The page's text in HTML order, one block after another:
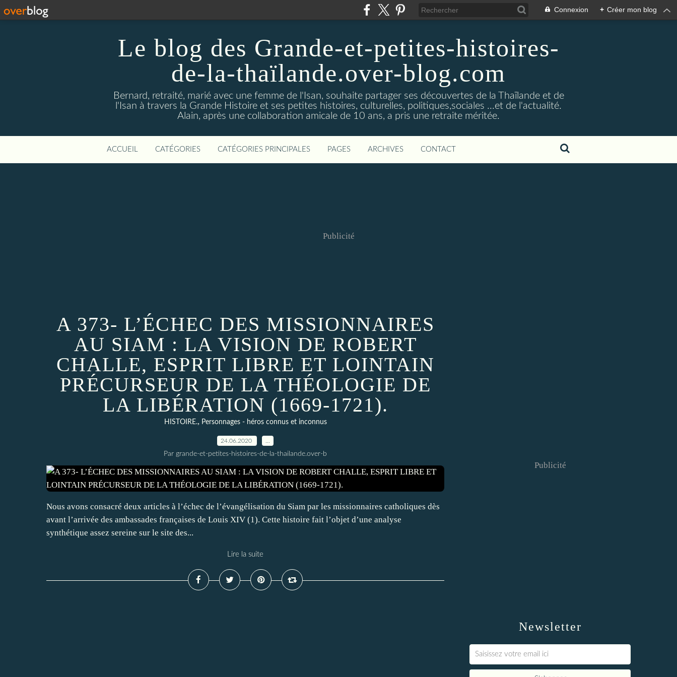
Connexion + Créer mon blog
Le blog des Grande-et-petites-histoires-
de-la-thaïlande.over-blog.com
Bernard, retraité, marié avec une femme de l'Isan, souhaite partager ses découvertes de la Thaïlande et de
l'Isan à travers la Grande Histoire et ses petites histoires, culturelles, politiques,sociales ...et de l'actualité.
Alain, après une collaboration amicale de 10 ans, a pris une retraite méritée.
ACCUEIL CATÉGORIES CATÉGORIES PRINCIPALES PAGES ARCHIVES CONTACT
Publicité
A 373- L’ÉCHEC DES MISSIONNAIRES
AU SIAM : LA VISION DE ROBERT
CHALLE, ESPRIT LIBRE ET LOINTAIN
PRÉCURSEUR DE LA THÉOLOGIE DE
LA LIBÉRATION (1669-1721).
HISTOIRE., Personnages - héros connus et inconnus
24.06.2020
Par grande-et-petites-histoires-de-la-thailande.over-b
Nous avons consacré deux articles à l’échec de l’évangélisation du Siam par les missionnaires catholiques dès
avant l’arrivée des ambassades françaises de Louis XIV (1). Cette histoire fait l’objet d’une analyse
synthétique assez sereine sur le site des...
Lire la suite
Newsletter
Publicité